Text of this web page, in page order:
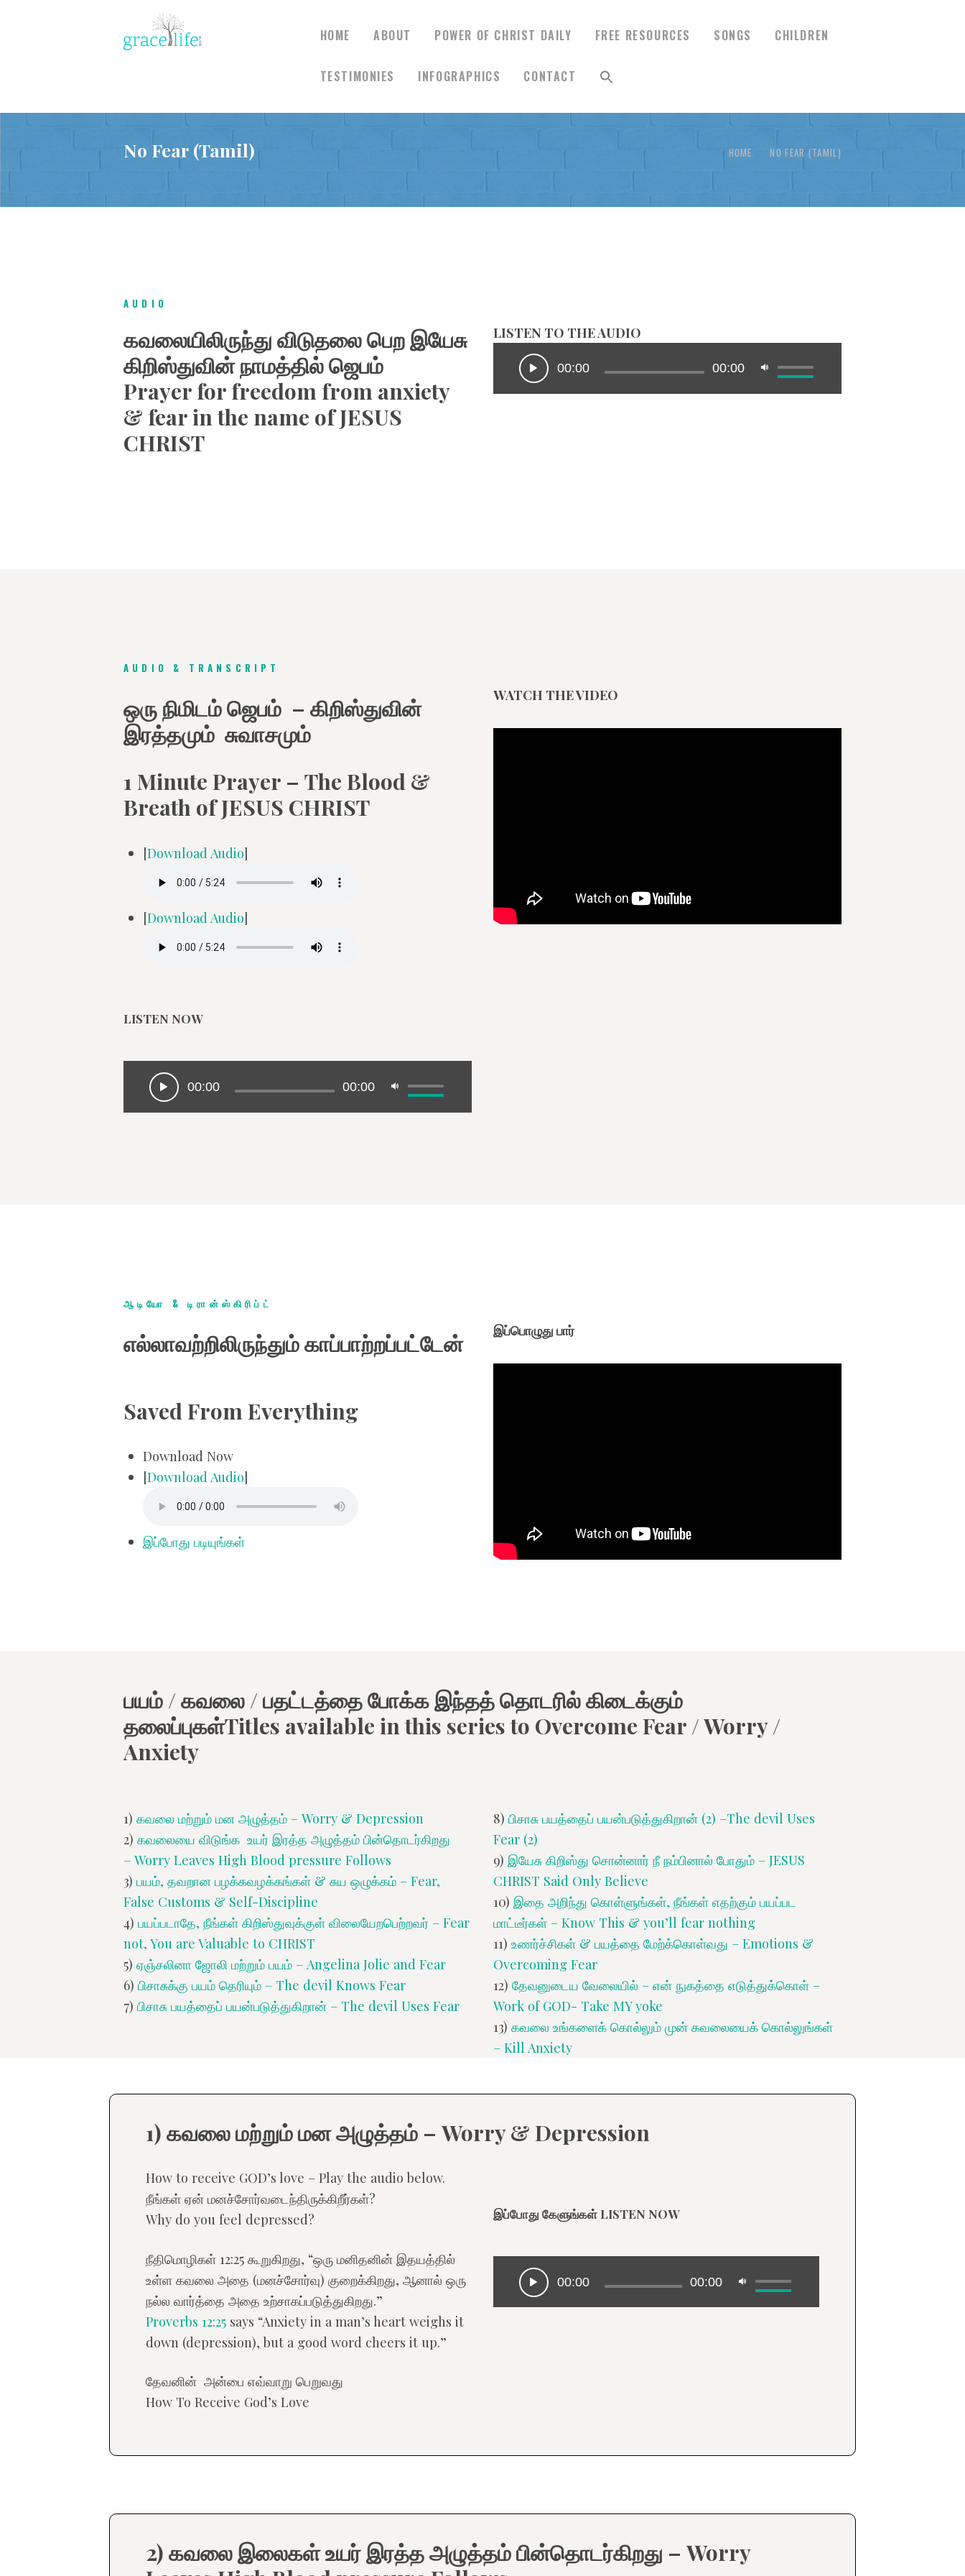
HOME ABOUT POWER OF CHRIST DAILY FREE RESOURCES SONGS CHILDREN
TESTIMONIES INFOGRAPHICS CONTACT
No Fear (Tamil) HOME NO FEAR (TAMIL)
HOME
ABOUT
POWER OF CHRIST
SONGS
CHILDREN
TESTIMONIES
AUDIO
கவலையிலிருந்து விடுதலை பெற இயேசு
கிறிஸ்துவின் நாமத்தில் ஜெபம்
Prayer for freedom from anxiety
& fear in the name of JESUS
CHRIST
LISTEN TO THE AUDIO
00:00 00:00
AUDIO & TRANSCRIPT
ஒரு நிமிடம் ஜெபம் – கிறிஸ்துவின்
இரத்தமும் சுவாசமும்
1 Minute Prayer – The Blood &
Breath of JESUS CHRIST
[Download Audio]
[Download Audio]
LISTEN NOW
00:00 00:00
WATCH THE VIDEO
ஆடியோ & டிரான்ஸ்கிரிப்ட்
எல்லாவற்றிலிருந்தும் காப்பாற்றப்பட்டேன்
Saved From Everything
Download Now
[Download Audio]
இப்போது படியுங்கள்
இப்பொழுது பார்
பயம் / கவலை / பதட்டத்தை போக்க இந்தத் தொடரில் கிடைக்கும்
தலைப்புகள்Titles available in this series to Overcome Fear / Worry /
Anxiety
1) கவலை மற்றும் மன அழுத்தம் – Worry & Depression
2) கவலையை விடுங்க உயர் இரத்த அழுத்தம் பின்தொடர்கிறது
– Worry Leaves High Blood pressure Follows
3) பயம், தவறான பழக்கவழக்கங்கள் & சுய ஒழுக்கம் – Fear,
False Customs & Self-Discipline
4) பயப்படாதே, நீங்கள் கிறிஸ்துவுக்குள் விலையேறபெற்றவர் – Fear
not, You are Valuable to CHRIST
5) ஏஞ்சலினா ஜோலி மற்றும் பயம் – Angelina Jolie and Fear
6) பிசாசுக்கு பயம் தெரியும் – The devil Knows Fear
7) பிசாசு பயத்தைப் பயன்படுத்துகிறான் – The devil Uses Fear
8) பிசாசு பயத்தைப் பயன்படுத்துகிறான் (2) –The devil Uses
Fear (2)
9) இயேசு கிறிஸ்து சொன்னார் நீ நம்பினால் போதும் – JESUS
CHRIST Said Only Believe
10) இதை அறிந்து கொள்ளுங்கள், நீங்கள் எதற்கும் பயப்பட
மாட்டீர்கள் – Know This & you’ll fear nothing
11) உணர்ச்சிகள் & பயத்தை மேற்க்கொள்வது – Emotions &
Overcoming Fear
12) தேவனுடைய வேலையில் – என் நுகத்தை எடுத்துக்கொள் –
Work of GOD- Take MY yoke
13) கவலை உங்களைக் கொல்லும் முன் கவலையைக் கொல்லுங்கள்
– Kill Anxiety
1) கவலை மற்றும் மன அழுத்தம் – Worry & Depression
How to receive GOD’s love – Play the audio below.
நீங்கள் ஏன் மனச்சோர்வடைந்திருக்கிறீர்கள்?
Why do you feel depressed?
நீதிமொழிகள் 12:25 கூறுகிறது, “ஒரு மனிதனின் இதயத்தில்
உள்ள கவலை அதை (மனச்சோர்வு) குறைக்கிறது, ஆனால் ஒரு
நல்ல வார்த்தை அதை உற்சாகப்படுத்துகிறது.”
Proverbs 12:25 says “Anxiety in a man’s heart weighs it
down (depression), but a good word cheers it up.”
தேவனின் அன்பை எவ்வாறு பெறுவது
How To Receive God’s Love
இப்போது கேளுங்கள் LISTEN NOW
00:00 00:00
2) கவலை இலைகள் உயர் இரத்த அழுத்தம் பின்தொடர்கிறது – Worry